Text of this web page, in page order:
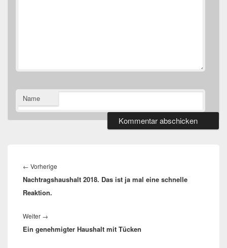
Name
← Vorherige
Beitrag:
Nachtragshaushalt 2018. Das ist ja mal eine schnelle
Reaktion.
Weiter →
Beitrag:
Ein genehmigter Haushalt mit Tücken